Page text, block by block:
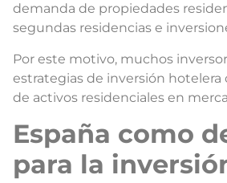
demanda de propiedades
segundas residencias e
Por este motivo, muchos
estrategias de inversión hotelera
de activos residenciales en
España como
para la